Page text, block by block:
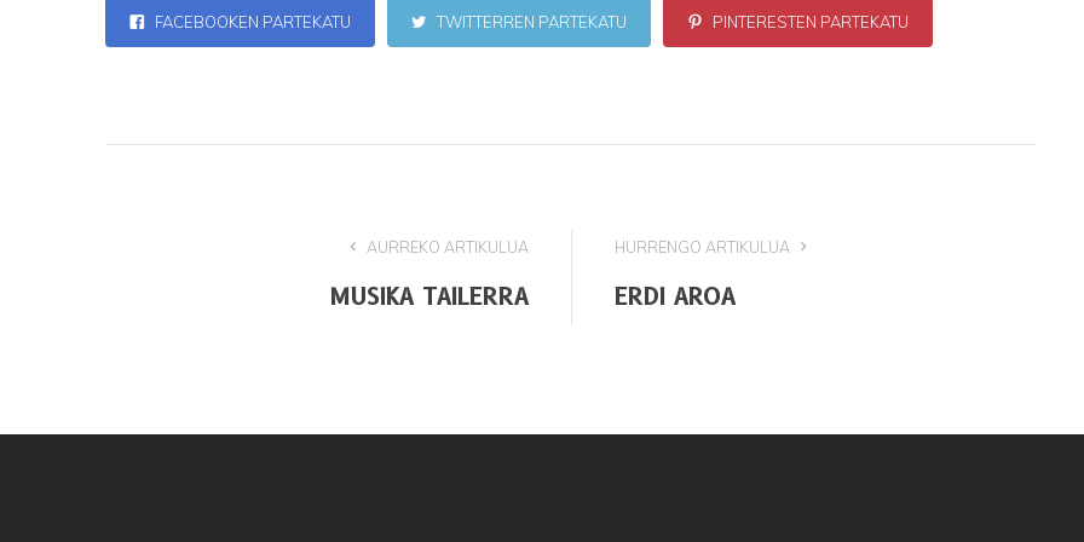
FACEBOOKEN PARTEKATU TWITTERREN PARTEKATU PINTERESTEN PARTEKATU
AURREKO ARTIKULUA
MUSIKA TAILERRA
HURRENGO ARTIKULUA
ERDI AROA